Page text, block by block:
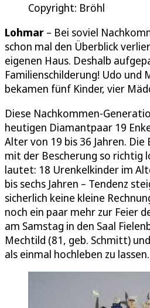
Copyright: Bröhl
Lohmar – Bei soviel
schon mal den Überblick
eigenen Haus. Deshalb
Familienschilderung! Udo und
bekamen fünf Kinder, vier
Diese Nachkommen-
heutigen Diamantpaar 19
Alter von 19 bis 36 Jahren. Die
mit der Bescherung so richtig
lautet: 18 Urenkelkinder im
bis sechs Jahren – Tendenz
sicherlich keine kleine
noch ein paar mehr zur Feier
am Samstag in den Saal
Mechtild (81, geb. Schmitt)
als einmal hochleben zu lassen.